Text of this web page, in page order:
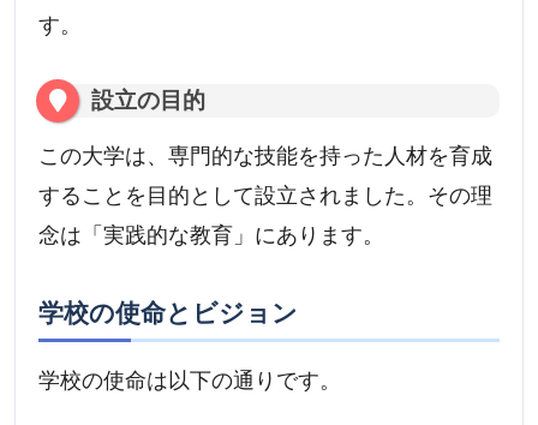
す。
設立の目的
この大学は、専門的な技能を持った人材を育成
することを目的として設立されました。その理
念は「実践的な教育」にあります。
学校の使命とビジョン
学校の使命は以下の通りです。